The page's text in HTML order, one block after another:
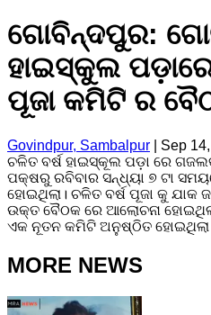
ଗୋବିନ୍ଦପୁର:
ହାଇସ୍କୁଲ
ପୂଜା କମିଟି ର
Govindpur, Sambalpur
Sep
ଚଳିତ ବର୍ଷ ହାଇସ୍କୂଲ ପଡ଼ା ରେ
ପକ୍ଷରୁ ରବିବାର ସନ୍ଧ୍ୟା ୭ ଟା
ହୋଇଥିଲା। ଚଳିତ ବର୍ଷ ପୂଜା କୁ ଯାକ
ଉକ୍ତ ବୈଠକ ରେ ଆଲୋଚନା
ଏକ ନୂତନ କମିଟି ଅନୁଷ୍ଠିତ
MORE NEWS